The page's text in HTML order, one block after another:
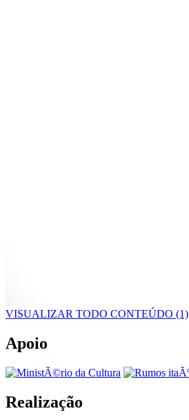
VISUALIZAR TODO CONTEÚDO (1)
Apoio
Realização